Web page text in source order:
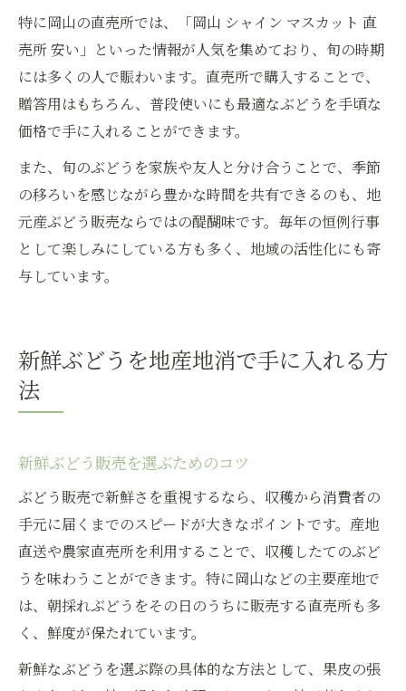
特に岡山の直売所では、「岡山 シャイン マスカット 直
売所 安い」といった情報が人気を集めており、旬の時期
には多くの人で賑わいます。直売所で購入することで、
贈答用はもちろん、普段使いにも最適なぶどうを手頃な
価格で手に入れることができます。
また、旬のぶどうを家族や友人と分け合うことで、季節
の移ろいを感じながら豊かな時間を共有できるのも、地
元産ぶどう販売ならではの醍醐味です。毎年の恒例行事
として楽しみにしている方も多く、地域の活性化にも寄
与しています。
新鮮ぶどうを地産地消で手に入れる方
法
新鮮ぶどう販売を選ぶためのコツ
ぶどう販売で新鮮さを重視するなら、収穫から消費者の
手元に届くまでのスピードが大きなポイントです。産地
直送や農家直売所を利用することで、収穫したてのぶど
うを味わうことができます。特に岡山などの主要産地で
は、朝採れぶどうをその日のうちに販売する直売所も多
く、鮮度が保たれています。
新鮮なぶどうを選ぶ際の具体的な方法として、果皮の張